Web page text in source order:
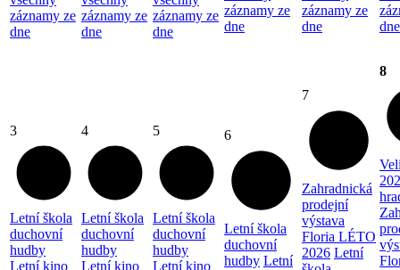
záznamy ze
dne
záznamy ze
dne
záznamy ze
dne
záznamy ze
dne
záznamy ze
dne
dne
3
Letní škola
duchovní
hudby
Letní kino
4
Letní škola
duchovní
hudby
Letní kino
5
Letní škola
duchovní
hudby
Letní kino
6
Letní škola
duchovní
hudby Letní
7
Zahradnická
prodejní
výstava
Floria LÉTO
2026 Letní
8